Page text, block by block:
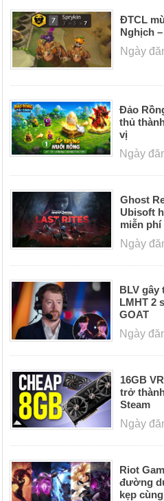
khi trước, muốn tìm kiếm
hưởng mọi lúc mọi nơi.
ĐTCL
Nghịch
Ngày
Đảo
thủ
vị
Ngày
Ghost
Ubisoft
miễn phí
Ngày
BLV gây
LMHT 2
GOAT
Ngày
16GB
trở
Steam
Ngày
Riot
đường
kẹp